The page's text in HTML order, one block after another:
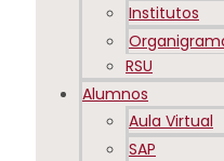
Institutos
RSU
Alumnos
Aula Virtual
SAP